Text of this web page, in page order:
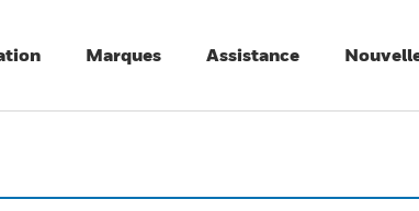
Marques Assistance